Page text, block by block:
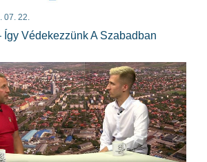
07. 22.
Így Védekezzünk A Szabadban